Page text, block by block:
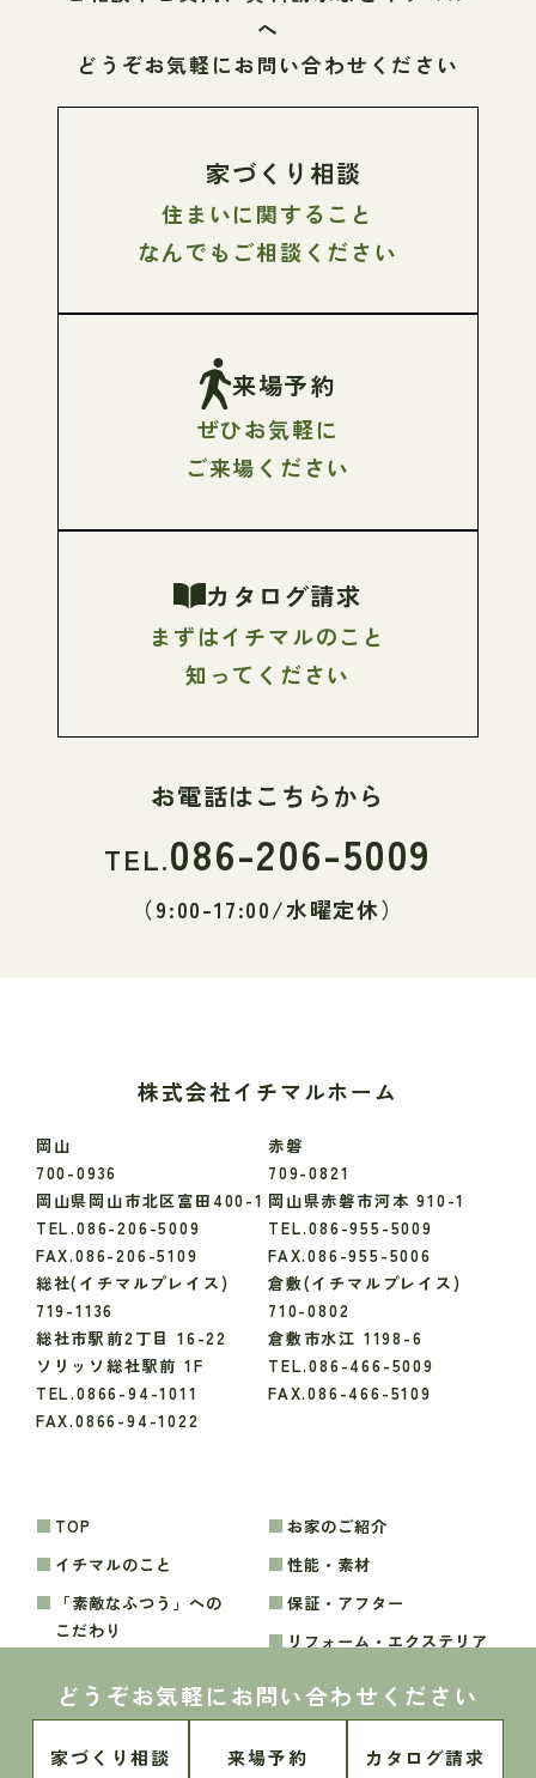
どうぞお気軽にお問い合わせください
家づくり相談 来場予約 カタログ請求
へ
どうぞお気軽にお問い合わせください
家づくり相談
住まいに関すること
なんでもご相談ください
来場予約
ぜひお気軽に
ご来場ください
カタログ請求
まずはイチマルのこと
知ってください
お電話はこちらから
TEL.086-206-5009
（9:00-17:00/水曜定休）
株式会社イチマルホーム
岡山
700-0936
岡山県岡山市北区富田400-1
TEL.086-206-5009
FAX.086-206-5109
赤磐
709-0821
岡山県赤磐市河本 910-1
TEL.086-955-5009
FAX.086-955-5006
総社(イチマルプレイス)
719-1136
総社市駅前2丁目 16-22
ソリッソ総社駅前 1F
TEL.0866-94-1011
FAX.0866-94-1022
倉敷(イチマルプレイス)
710-0802
倉敷市水江 1198-6
TEL.086-466-5009
FAX.086-466-5109
TOP
イチマルのこと
「素敵なふつう」への
こだわり
お家のご紹介
性能・素材
保証・アフター
リフォーム・エクステリア
暮らしのお便り
お知らせ・イベント
間取り実例
アクセス